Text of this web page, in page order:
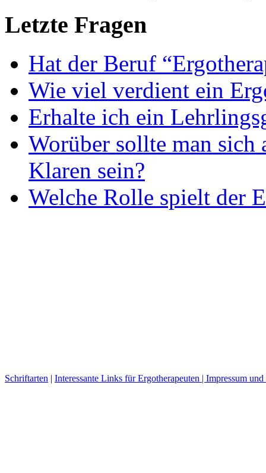
Letzte Fragen
Hat der Beruf
Wie viel verdient ein
Erhalte ich ein
Worüber sollte man sich
Klaren sein?
Welche Rolle spielt der
Schriftarten | Interessante Links für Ergotherapeuten | Impressum